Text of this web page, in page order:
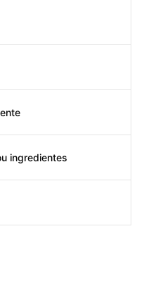
ingredientes